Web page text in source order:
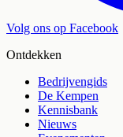
Volg ons op Facebook
Ontdekken
Bedrijvengids
De Kempen
Kennisbank
Nieuws